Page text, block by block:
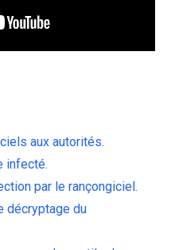
aux autorités.
infecté.
par le rançongiciel.
décryptage du